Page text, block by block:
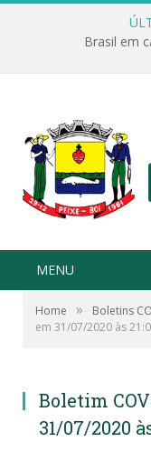
Brasil em
MENU
Home » Boletins
em 31/07/2020 às
Boletim
31/07/2020